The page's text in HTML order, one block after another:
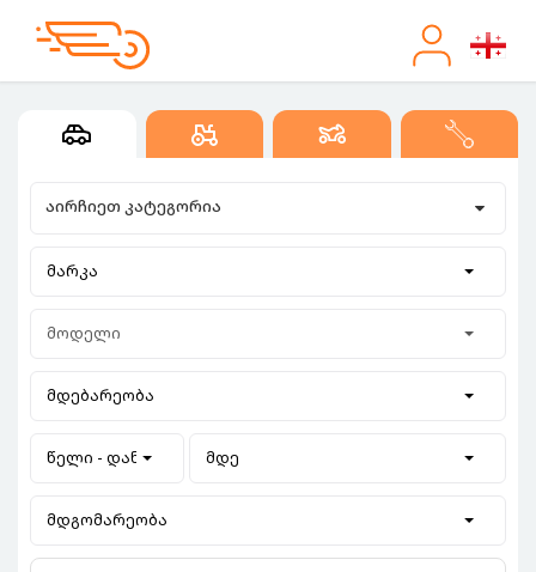
აირჩიეთ კატეგორია
მარკა
მოდელი
მდებარეობა
წელი - დან მდე
მდგომარეობა